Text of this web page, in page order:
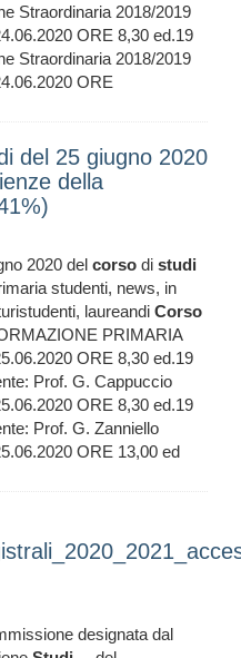
Straordinaria 2018/2019
ORE 8,30 ed.19
Straordinaria 2018/2019
ORE
del 25 giugno 2020
della
2020 del corso di studi
studenti, news, in
laureandi Corso
PRIMARIA
ORE 8,30 ed.19
Prof. G. Cappuccio
ORE 8,30 ed.19
Prof. G. Zanniello
ORE 13,00 ed
designata dal